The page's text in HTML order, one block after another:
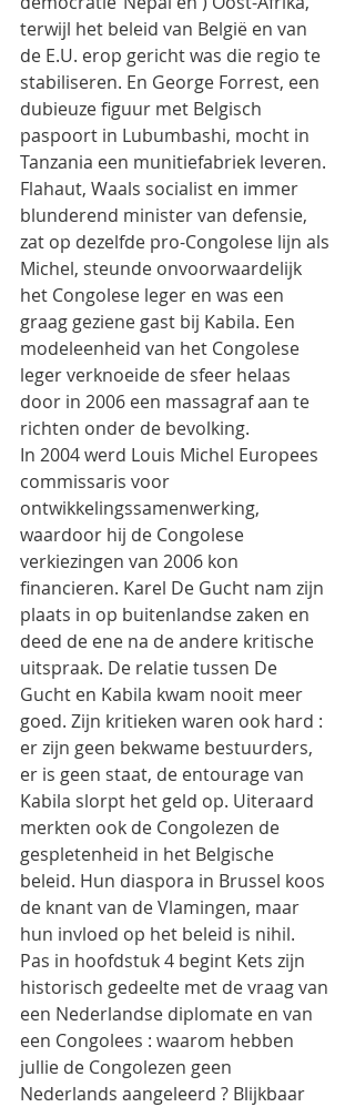
terwijl het beleid van België en van
de E.U. erop gericht was die regio te
stabiliseren. En George Forrest, een
dubieuze figuur met Belgisch
paspoort in Lubumbashi, mocht in
Tanzania een munitiefabriek leveren.
Flahaut, Waals socialist en immer
blunderend minister van defensie,
zat op dezelfde pro-Congolese lijn als
Michel, steunde onvoorwaardelijk
het Congolese leger en was een
graag geziene gast bij Kabila. Een
modeleenheid van het Congolese
leger verknoeide de sfeer helaas
door in 2006 een massagraf aan te
richten onder de bevolking.
In 2004 werd Louis Michel Europees
commissaris voor
ontwikkelingssamenwerking,
waardoor hij de Congolese
verkiezingen van 2006 kon
financieren. Karel De Gucht nam zijn
plaats in op buitenlandse zaken en
deed de ene na de andere kritische
uitspraak. De relatie tussen De
Gucht en Kabila kwam nooit meer
goed. Zijn kritieken waren ook hard :
er zijn geen bekwame bestuurders,
er is geen staat, de entourage van
Kabila slorpt het geld op. Uiteraard
merkten ook de Congolezen de
gespletenheid in het Belgische
beleid. Hun diaspora in Brussel koos
de knant van de Vlamingen, maar
hun invloed op het beleid is nihil.
Pas in hoofdstuk 4 begint Kets zijn
historisch gedeelte met de vraag van
een Nederlandse diplomate en van
een Congolees : waarom hebben
jullie de Congolezen geen
Nederlands aangeleerd ? Blijkbaar